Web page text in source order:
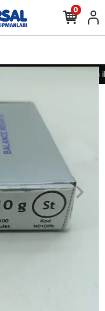
alımlarınız için lütfen
0